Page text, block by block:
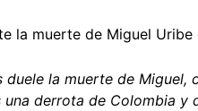
la muerte de Miguel Uribe
duele la muerte de
derrota de Colombia y